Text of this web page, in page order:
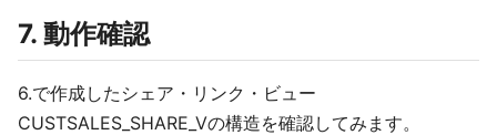
7. 動作確認
6.で作成したシェア・リンク・ビュー
CUSTSALES_SHARE_Vの構造を確認してみます。